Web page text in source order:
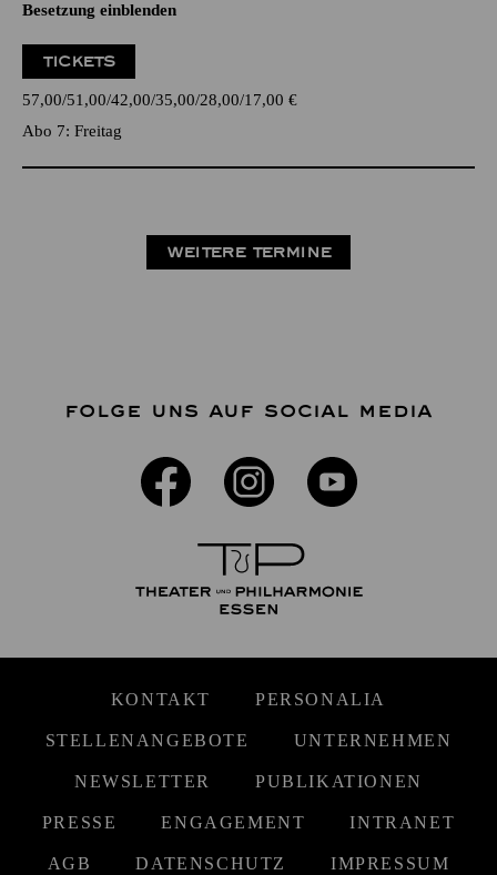
Besetzung einblenden
TICKETS
57,00 51,00 42,00 35,00 28,00 17,00 €
Abo 7: Freitag
WEITERE TERMINE
FOLGE UNS AUF SOCIAL MEDIA
KONTAKT PERSONALIA
STELLENANGEBOTE UNTERNEHMEN
NEWSLETTER PUBLIKATIONEN
PRESSE ENGAGEMENT INTRANET
AGB DATENSCHUTZ IMPRESSUM